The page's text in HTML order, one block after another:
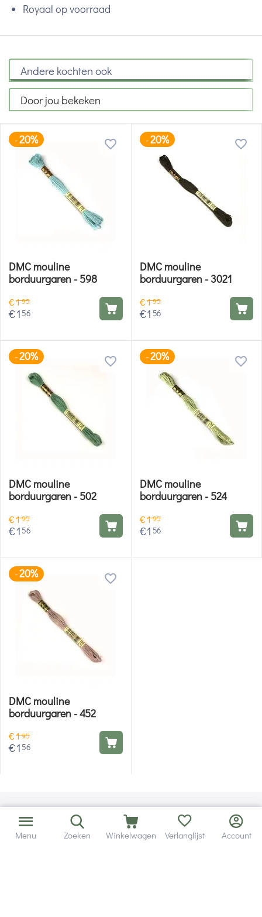
Royaal op voorraad
Andere kochten ook
Door jou bekeken
-20%
DMC mouline
borduurgaren - 598
€195
€1 56
-20%
DMC mouline
borduurgaren - 3021
€195
€1 56
-20%
DMC mouline
borduurgaren - 502
€195
€1 56
-20%
DMC mouline
borduurgaren - 524
€195
€1 56
-20%
DMC mouline
borduurgaren - 452
€195
€1 56
Menu Zoeken Winkelwagen Verlanglijst Account